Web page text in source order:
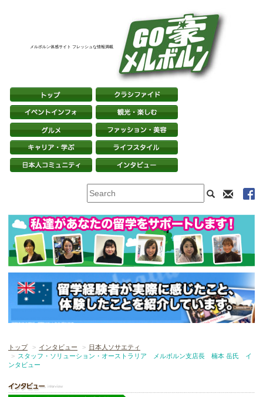
メルボルン体感サイト フレッシュな情報満載
トップ インタビュー
日本人ソサエティ
スタッフ・ソリューション・オーストラリア メルボルン支店長 楠本 岳氏 イ
ンタビュー